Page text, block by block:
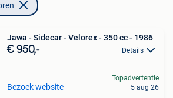
Jawa - Sidecar - Velorex - 350 cc - 1986
€ 950,- Details
Bezoek website
Topadvertentie
5 aug 26